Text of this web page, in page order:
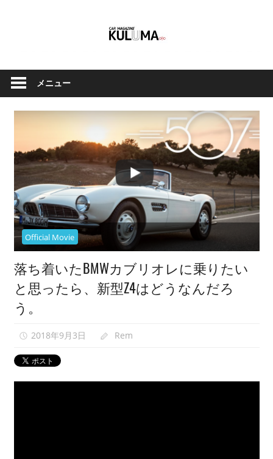
ツ
Car
Magazine
Kuluma.jp
ル
マ
と
ク
の
オ
フ
ィ
シ
ャ
ル
映
像
紹
介
メニュー
Official Movie
落ち着いたBMWカブリオレに乗りたい
と思ったら、新型Z4はどうなんだろ
う。
2018年9月3日 Rem